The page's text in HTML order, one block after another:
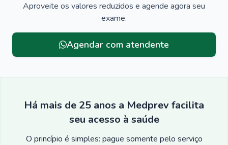
Aproveite os valores reduzidos e agende agora seu
exame.
Agendar com atendente
Há mais de 25 anos a Medprev facilita
seu acesso à saúde
O princípio é simples: pague somente pelo serviço